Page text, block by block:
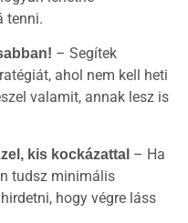
tenni.
– Segítek
ahol nem kell heti
valamit, annak lesz is
kis kockázattal – Ha
tudsz minimális
hogy végre láss